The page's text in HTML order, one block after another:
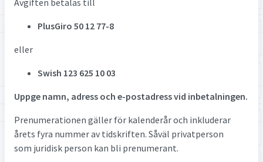
Avgiften betalas till
PlusGiro 50 12 77-8
eller
Swish 123 625 10 03
Uppge namn, adress och e-postadress vid inbetalningen.
Prenumerationen gäller för kalenderår och inkluderar
årets fyra nummer av tidskriften. Såväl privatperson
som juridisk person kan bli prenumerant.